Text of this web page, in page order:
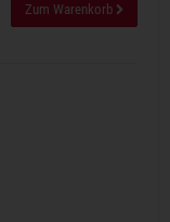
Zum Warenkorb